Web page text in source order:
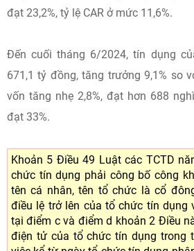
đạt 23,2%, tỷ lệ CAR ở mức 11,6%.
Đến cuối tháng 6/2024, tín dụng
671,1 tỷ đồng, tăng trưởng 9,1% so
vốn tăng nhẹ 2,8%, đạt hơn 688
đạt 33%.
Khoản 5 Điều 49 Luật các TCTD
chức tín dụng phải công bố công
tên cá nhân, tên tổ chức là cổ
điều lệ trở lên của tổ chức tín dụng
tại điểm c và điểm d khoản 2 Điều
điện tử của tổ chức tín dụng trong